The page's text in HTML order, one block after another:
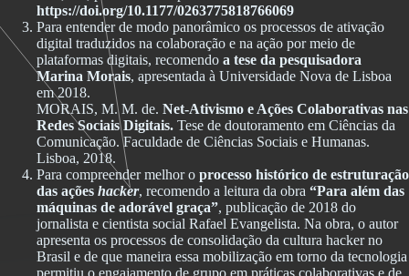
https://doi.org/10.1177/0263775818766069
Para entender de modo panorâmico os processos de ativação
digital traduzidos na colaboração e na ação por meio de
plataformas digitais, recomendo a tese da pesquisadora
Marina Morais, apresentada à Universidade Nova de Lisboa
em 2018.
MORAIS, M. M. de. Net-Ativismo e Ações Colaborativas nas
Redes Sociais Digitais. Tese de doutoramento em Ciências da
Comunicação. Faculdade de Ciências Sociais e Humanas.
Lisboa, 2018.
Para compreender melhor o processo histórico de estruturação
das ações hacker, recomendo a leitura da obra “Para além das
máquinas de adorável graça”, publicação de 2018 do
jornalista e cientista social Rafael Evangelista. Na obra, o autor
apresenta os processos de consolidação da cultura hacker no
Brasil e de que maneira essa mobilização em torno da tecnologia
permitiu o engajamento de grupo em práticas colaborativas e de